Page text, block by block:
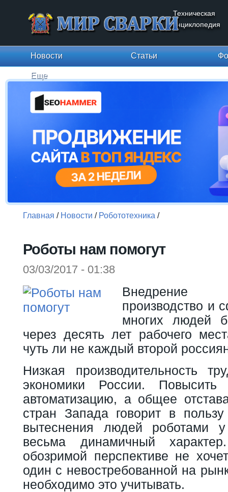
Техническая
энциклопедия
Новости Статьи
Еще
Главная / Новости / Робототехника /
Роботы нам помогут
03/03/2017 - 01:38
Внедрение
производство и
многих людей
через десять лет рабочего
чуть ли не каждый второй
Низкая производительность
экономики России.
автоматизацию, а общее
стран Запада говорит в
вытеснения людей роботами
весьма динамичный
обозримой перспективе не
один с невостребованной на
необходимо это учитывать.